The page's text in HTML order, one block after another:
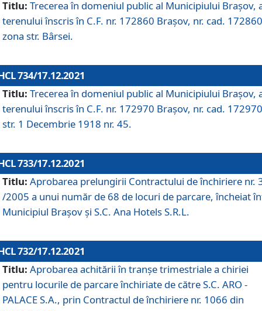
Titlu: Trecerea în domeniul public al Municipiului Braşov,
terenului înscris în C.F. nr. 172860 Brașov, nr. cad.
zona str. Bârsei.
734/17.12.2021
Titlu: Trecerea în domeniul public al Municipiului Braşov,
terenului înscris în C.F. nr. 172970 Brașov, nr. cad.
str. 1 Decembrie 1918 nr. 45.
733/17.12.2021
Titlu: Aprobarea prelungirii Contractului de închiriere nr.
/2005 a unui număr de 68 de locuri de parcare, încheiat
Municipiul Braşov şi S.C. Ana Hotels S.R.L.
732/17.12.2021
Titlu: Aprobarea achitării în tranșe trimestriale a chiriei
pentru locurile de parcare închiriate de către S.C. ARO -
PALACE S.A., prin Contractul de închiriere nr. 1066 din